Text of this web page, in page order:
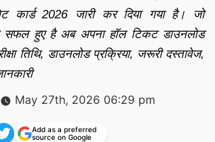
कार्ड 2026 जारी कर दिया गया है। जो
मे सफल हुए है अब अपना हॉल टिकट डाउनलोड
तिथि, डाउनलोड प्रक्रिया, जरूरी दस्तावेज,
May 27th, 2026 06:29 pm
Add as a preferred
source on Google